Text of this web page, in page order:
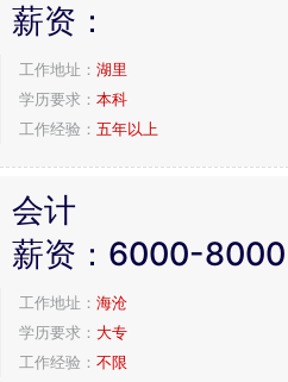
薪资：
工作地址： 湖里
学历要求： 本科
工作经验： 五年以上
会计
薪资： 6000-8000
工作地址： 海沧
学历要求： 大专
工作经验： 不限